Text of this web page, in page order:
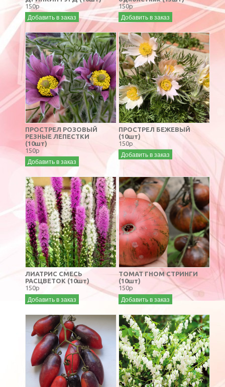
150р
Добавить в заказ
150р
Добавить в заказ
ПРОСТРЕЛ РОЗОВЫЙ
РЕЗНЫЕ ЛЕПЕСТКИ
(10шт)
150р
Добавить в заказ
ПРОСТРЕЛ БЕЖЕВЫЙ
(10шт)
150р
Добавить в заказ
ЛИАТРИС СМЕСЬ
РАСЦВЕТОК (10шт)
150р
Добавить в заказ
ТОМАТ ГНОМ СТРИНГИ
(10шт)
150р
Добавить в заказ